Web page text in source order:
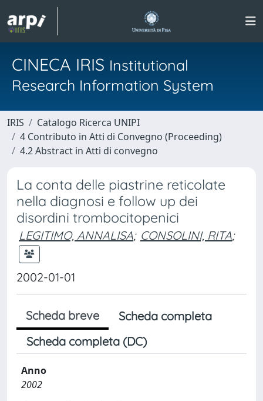
CINECA IRIS Institutional
Research Information System
IRIS
Catalogo Ricerca UNIPI
4 Contributo in Atti di Convegno (Proceeding)
4.2 Abstract in Atti di convegno
La conta delle piastrine reticolate
nella diagnosi e follow up dei
disordini trombocitopenici
LEGITIMO, ANNALISA; CONSOLINI, RITA;
2002-01-01
Scheda breve
Scheda completa
Scheda completa (DC)
Anno
2002